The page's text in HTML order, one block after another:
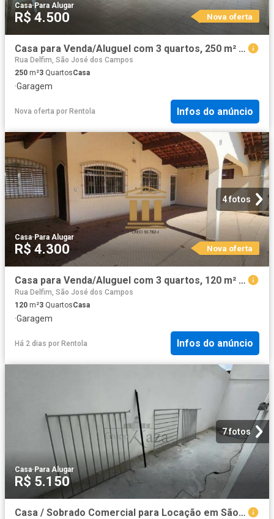
Casa·Para Alugar
R$ 4.500 Nova oferta
Casa para Venda/Aluguel com 3 quartos, 250 m² por R$ 850.000
Rua Delfim, São José dos Campos
250 m²3 QuartosCasa
·Garagem
Nova oferta por Rentola Infos do anúncio
4 fotos
Casa· Para Alugar
R$ 4.300 Nova oferta
Casa para Venda/Aluguel com 3 quartos, 120 m² por R$ 800.000
Rua Delfim, São José dos Campos
120 m²3 QuartosCasa
·Garagem
Há 2 dias por Rentola Infos do anúncio
7 fotos
Casa·Para Alugar
R$ 5.150
Casa / Sobrado Comercial para Locação em São José dos Campos/SP Jardim das Indústrias 2 Quartos